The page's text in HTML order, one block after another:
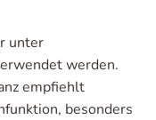
unter
werden.
empfiehlt
besonders